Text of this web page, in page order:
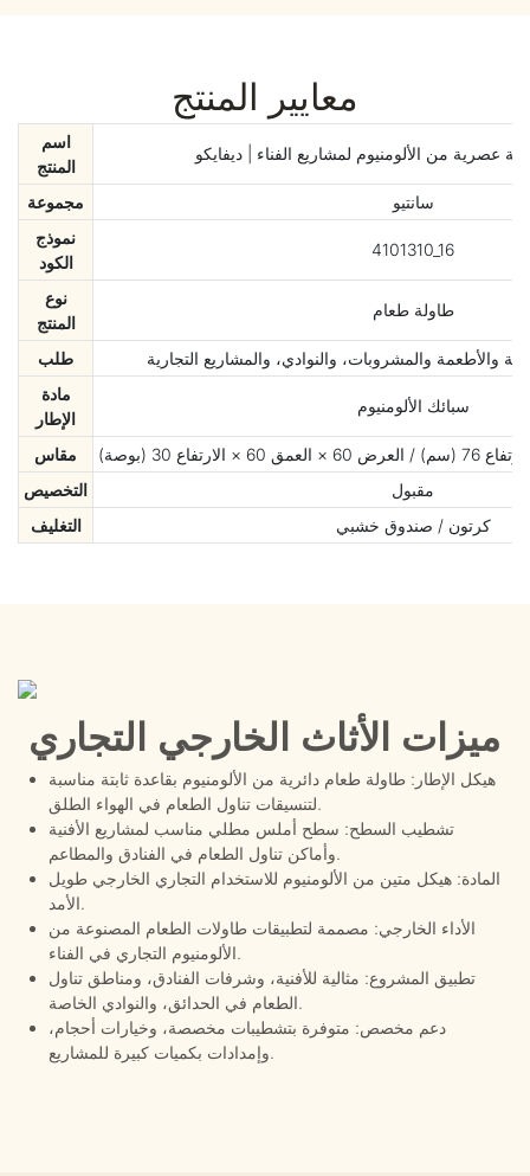
معايير المنتج
اسم
المنتج
عصرية من الألومنيوم لمشاريع الفناء | ديفايكو
مجموعة
سانتيو
نموذج
الكود
4101310_16
نوع
المنتج
طاولة طعام
طلب
والأطعمة والمشروبات، والنوادي، والمشاريع التجارية
مادة
الإطار
سبائك الألومنيوم
مقاس
التخصيص
مقبول
التغليف
كرتون / صندوق خشبي
ميزات الأثاث الخارجي التجاري
هيكل الإطار: طاولة طعام دائرية من الألومنيوم بقاعدة ثابتة مناسبة
لتنسيقات تناول الطعام في الهواء الطلق.
تشطيب السطح: سطح أملس مطلي مناسب لمشاريع الأفنية
وأماكن تناول الطعام في الفنادق والمطاعم.
المادة: هيكل متين من الألومنيوم للاستخدام التجاري الخارجي طويل
الأمد.
الأداء الخارجي: مصممة لتطبيقات طاولات الطعام المصنوعة من
الألومنيوم التجاري في الفناء.
تطبيق المشروع: مثالية للأفنية، وشرفات الفنادق، ومناطق تناول
الطعام في الحدائق، والنوادي الخاصة.
دعم مخصص: متوفرة بتشطيبات مخصصة، وخيارات أحجام،
وإمدادات بكميات كبيرة للمشاريع.